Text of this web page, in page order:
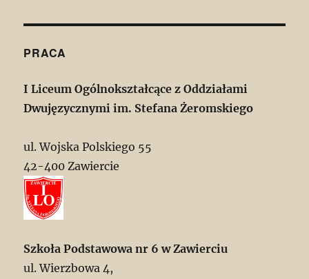
PRACA
I Liceum Ogólnokształcące z Oddziałami
Dwujęzycznymi im. Stefana Żeromskiego
ul. Wojska Polskiego 55
42-400 Zawiercie
Szkoła Podstawowa nr 6 w Zawierciu
ul. Wierzbowa 4,